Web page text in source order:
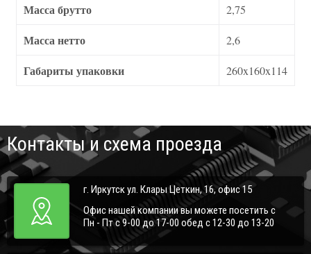
Масса брутто 2,75
Масса нетто 2,6
Габариты упаковки 260x160x114
Контакты и схема проезда
г. Иркутск ул. Клары Цеткин, 16, офис 15
Офис нашей компании вы можете посетить с
Пн - Пт с 9-00 до 17-00 обед с 12-30 до 13-20